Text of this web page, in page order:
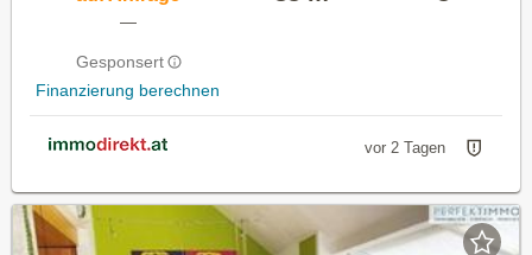
—
Gesponsert
Finanzierung berechnen
vor 2 Tagen